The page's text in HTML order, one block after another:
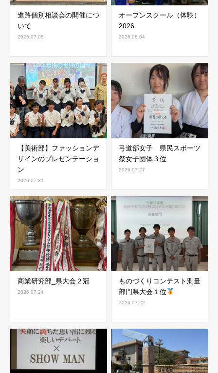
進路個別相談会の開催につ
いて
2026.07.08
オープンスクール（体験）
2026
2026.08.04
【美術部】ファッションデ
ザインのプレゼンテーショ
ン
2026.07.31
弓道部女子 県民スポーツ
祭女子団体３位
2026.07.27
商業研究部_県大会２冠
2026.07.24
ものづくりコンテスト測量
部門県大会１位
2026.07.22